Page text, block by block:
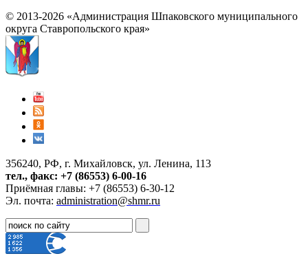
© 2013-2026 «Администрация Шпаковского муниципального
округа Ставропольского края»
356240, РФ, г. Михайловск, ул. Ленина, 113
тел., факс: +7 (86553) 6-00-16
Приёмная главы: +7 (86553) 6-30-12
Эл. почта: administration@shmr.ru